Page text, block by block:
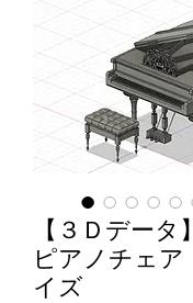
【３Ｄデー
ピアノチェ
イズ